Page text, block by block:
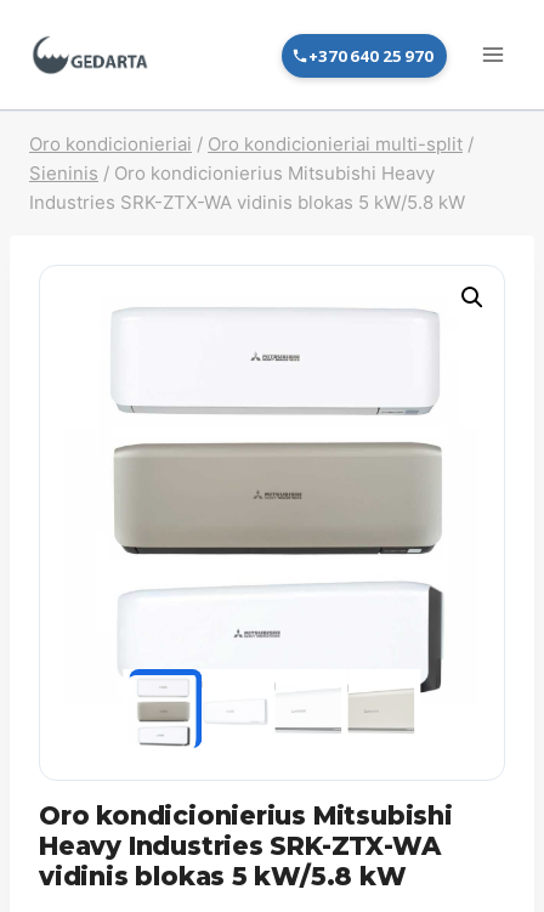
+370 640 25 970
Oro kondicionieriai / Oro kondicionieriai multi-split /
Sieninis / Oro kondicionierius Mitsubishi Heavy
Industries SRK-ZTX-WA vidinis blokas 5 kW/5.8 kW
Oro kondicionierius Mitsubishi
Heavy Industries SRK-ZTX-WA
vidinis blokas 5 kW/5.8 kW